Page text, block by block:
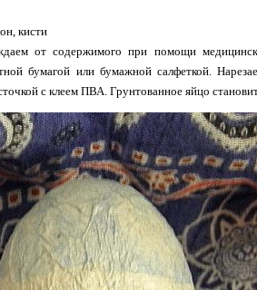
кисти
от содержимого при помощи
бумагой или бумажной салфеткой.
с клеем ПВА. Грунтованное яйцо